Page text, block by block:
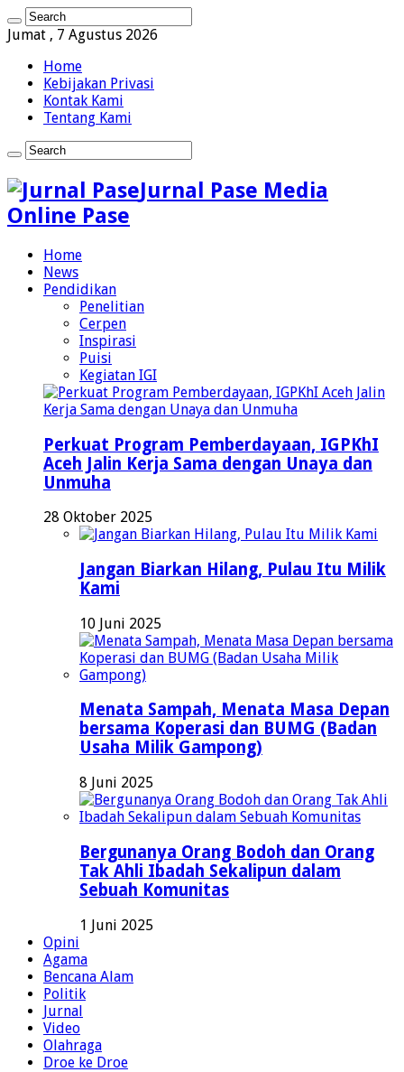
Jumat , 7 Agustus 2026
Home
Kebijakan Privasi
Kontak Kami
Tentang Kami
Jurnal Pase Media
Online Pase
Home
News
Pendidikan
Penelitian
Cerpen
Inspirasi
Puisi
Kegiatan IGI
Perkuat Program Pemberdayaan, IGPKhI
Aceh Jalin Kerja Sama dengan Unaya dan
Unmuha
28 Oktober 2025
Jangan Biarkan Hilang, Pulau Itu Milik
Kami
10 Juni 2025
Menata Sampah, Menata Masa Depan
bersama Koperasi dan BUMG (Badan
Usaha Milik Gampong)
8 Juni 2025
Bergunanya Orang Bodoh dan Orang
Tak Ahli Ibadah Sekalipun dalam
Sebuah Komunitas
1 Juni 2025
Opini
Agama
Bencana Alam
Politik
Jurnal
Video
Olahraga
Droe ke Droe